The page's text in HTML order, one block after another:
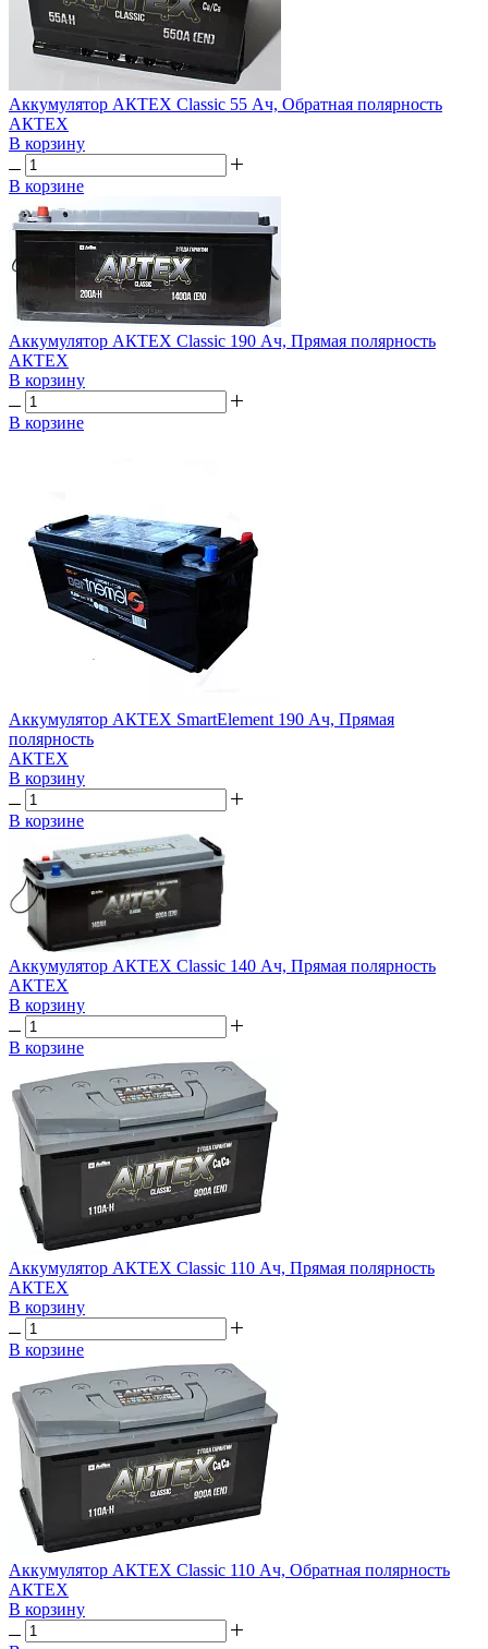
Аккумулятор АКТЕХ Classic 55 Ач, Обратная полярность
АКТЕХ
В корзину
В корзине
Аккумулятор АКТЕХ Classic 190 Ач, Прямая полярность
АКТЕХ
В корзину
В корзине
Аккумулятор АКТЕХ SmartElement 190 Ач, Прямая
полярность
АКТЕХ
В корзину
В корзине
Аккумулятор АКТЕХ Classic 140 Ач, Прямая полярность
АКТЕХ
В корзину
В корзине
Аккумулятор АКТЕХ Classic 110 Ач, Прямая полярность
АКТЕХ
В корзину
В корзине
Аккумулятор АКТЕХ Classic 110 Ач, Обратная полярность
АКТЕХ
В корзину